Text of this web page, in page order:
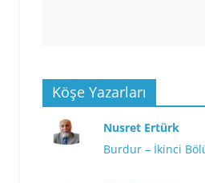
Köşe Yazarları
Nusret Ertürk
Burdur – İkinci